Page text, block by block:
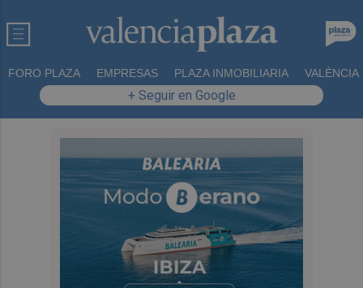
FORO PLAZA EMPRESAS PLAZA INMOBILIARIA VALÈNCIA
+ Seguir en Google